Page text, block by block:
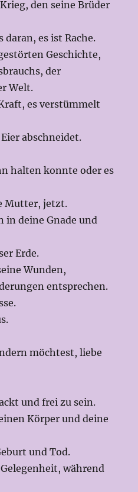
den seine Brüder
daran, es ist Rache.
Geschichte,
der
Welt.
es verstümmelt
abschneidet.
halten konnte oder es
Mutter, jetzt.
in deine Gnade und
Erde.
Wunden,
entsprechen.
möchtest, liebe
und frei zu sein.
Körper und deine
und Tod.
während